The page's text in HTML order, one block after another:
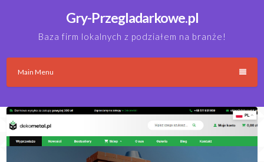
Gry-Przegladarkowe.pl
Baza firm lokalnych z podziałem na branże!
Main Menu